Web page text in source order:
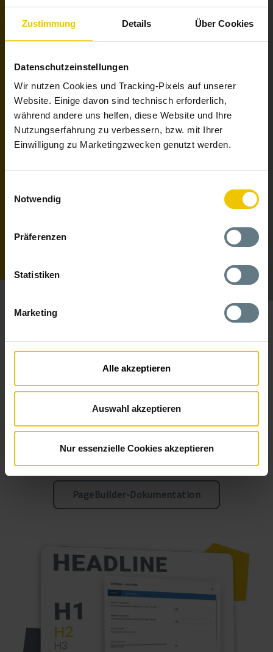
Zustimmung Details Über Cookies
Datenschutzeinstellungen
Wir nutzen Cookies und Tracking-Pixels auf unserer
Website. Einige davon sind technisch erforderlich,
während andere uns helfen, diese Website und Ihre
Nutzungserfahrung zu verbessern, bzw. mit Ihrer
Einwilligung zu Marketingzwecken genutzt werden.
Notwendig
Präferenzen
Statistiken
Marketing
Alle akzeptieren
Auswahl akzeptieren
Nur essenzielle Cookies akzeptieren
Alle Highlights des PageBuilder:
PageBuilder-Highlights
Dokumentation
Wie funktioniert dies und das im PageBuilder? Wir stellen Ihnen
Einarbeitung zum Kinderspiel wird. Auch eine Schnellstart-
PageBuilder-Dokumentation als Download:
PageBuilder-Dokumentation